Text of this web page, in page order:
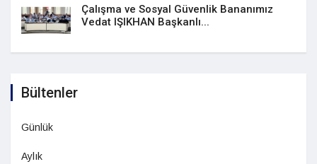
Çalışma ve Sosyal Güvenlik Bananımız
Vedat IŞIKHAN Başkanlı...
Bültenler
Günlük
Aylık